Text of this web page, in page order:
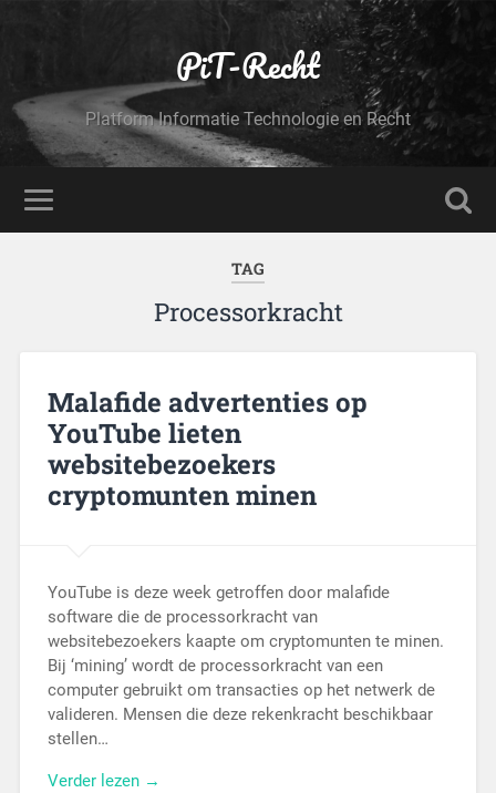
PiT-Recht
Platform Informatie Technologie en Recht
TAG
Processorkracht
Malafide advertenties op
YouTube lieten
websitebezoekers
cryptomunten minen
YouTube is deze week getroffen door malafide
software die de processorkracht van
websitebezoekers kaapte om cryptomunten te minen.
Bij ‘mining’ wordt de processorkracht van een
computer gebruikt om transacties op het netwerk de
valideren. Mensen die deze rekenkracht beschikbaar
stellen…
Verder lezen →